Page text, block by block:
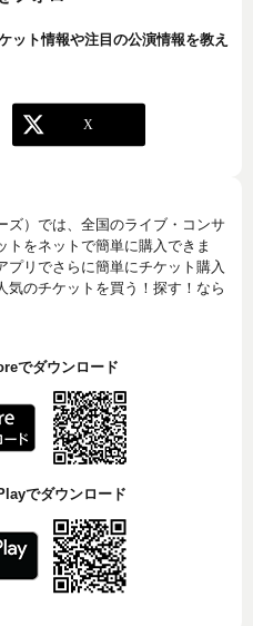
ット情報や注目の公演情報を教え
ズ）では、全国のライブ・コンサ
トをネットで簡単に購入できま
リでさらに簡単にチケット購入
気のチケットを買う！探す！なら
でダウンロード
でダウンロード